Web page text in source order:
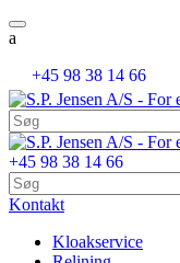
a
+45 98 38 14 66
Søg
efter:
+45 98 38 14 66
Søg
efter:
Kontakt
Kloakservice